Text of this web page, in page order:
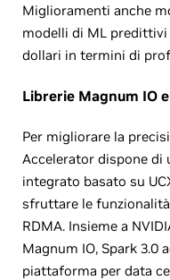
Miglioramenti anche
modelli di ML
dollari in termini di
Librerie Magnum IO
Per migliorare la
Accelerator dispone di
integrato basato su
sfruttare le funzionalità
RDMA. Insieme a
Magnum IO, Spark 3.0
piattaforma per data